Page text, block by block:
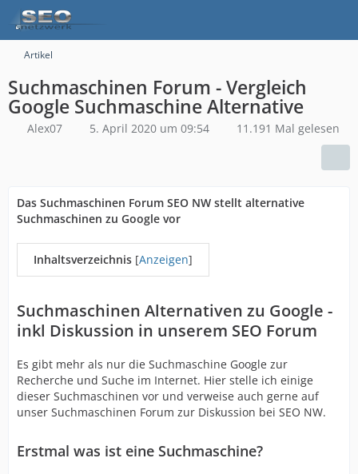
Artikel
Suchmaschinen Forum - Vergleich
Google Suchmaschine Alternative
Alex07 5. April 2020 um 09:54 11.191 Mal gelesen
Das Suchmaschinen Forum SEO NW stellt alternative
Suchmaschinen zu Google vor
Inhaltsverzeichnis [Anzeigen]
Suchmaschinen Alternativen zu Google -
inkl Diskussion in unserem SEO Forum
Es gibt mehr als nur die Suchmaschine Google zur
Recherche und Suche im Internet. Hier stelle ich einige
dieser Suchmaschinen vor und verweise auch gerne auf
unser Suchmaschinen Forum zur Diskussion bei SEO NW.
Erstmal was ist eine Suchmaschine?